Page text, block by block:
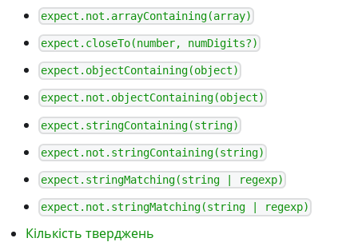
expect.not.arrayContaining(array)
expect.closeTo(number, numDigits?)
expect.objectContaining(object)
expect.not.objectContaining(object)
expect.stringContaining(string)
expect.not.stringContaining(string)
expect.stringMatching(string | regexp)
expect.not.stringMatching(string | regexp)
Кількість тверджень